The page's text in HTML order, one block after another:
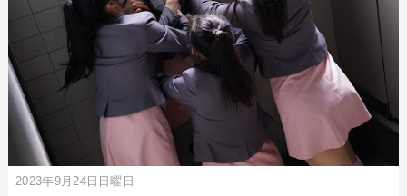
2023年9月24日日曜日